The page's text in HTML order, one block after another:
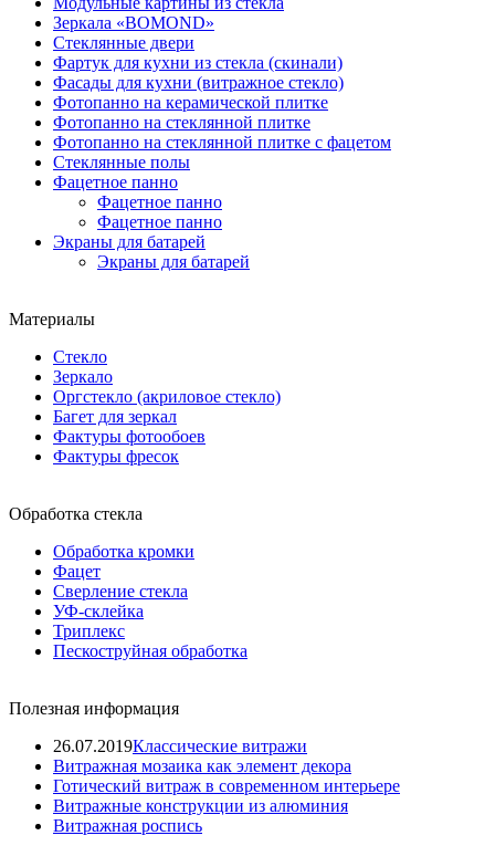
Зеркала «BOMOND»
Стеклянные двери
Фартук для кухни из стекла (скинали)
Фасады для кухни (витражное стекло)
Фотопанно на керамической плитке
Фотопанно на стеклянной плитке
Фотопанно на стеклянной плитке с фацетом
Стеклянные полы
Фацетное панно
Фацетное панно
Фацетное панно
Экраны для батарей
Экраны для батарей
Материалы
Стекло
Зеркало
Оргстекло (акриловое стекло)
Багет для зеркал
Фактуры фотообоев
Фактуры фресок
Обработка стекла
Обработка кромки
Фацет
Сверление стекла
УФ-склейка
Триплекс
Пескоструйная обработка
Полезная информация
26.07.2019Классические витражи
Витражная мозаика как элемент декора
Готический витраж в современном интерьере
Витражные конструкции из алюминия
Витражная роспись